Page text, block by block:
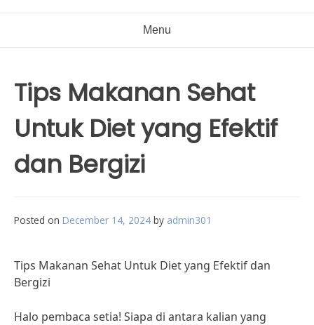
Menu
Tips Makanan Sehat
Untuk Diet yang Efektif
dan Bergizi
Posted on December 14, 2024 by admin301
Tips Makanan Sehat Untuk Diet yang Efektif dan
Bergizi
Halo pembaca setia! Siapa di antara kalian yang